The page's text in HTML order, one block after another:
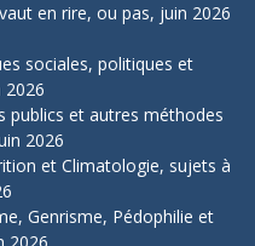
en rire, ou pas, juin 2026
sociales, politiques et
2026
publics et autres méthodes
2026
et Climatologie, sujets à
Genrisme, Pédophilie et